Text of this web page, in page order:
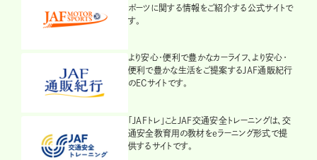
ポーツに関する情報をご紹介する公式サイトで
す。
より安心・便利で豊かなカーライフ、より安心・
便利で豊かな生活をご提案するJAF通販紀行
のECサイトです。
「JAFトレ」ことJAF交通安全トレーニングは、交
通安全教育用の教材をeラーニング形式で提
供するサイトです。